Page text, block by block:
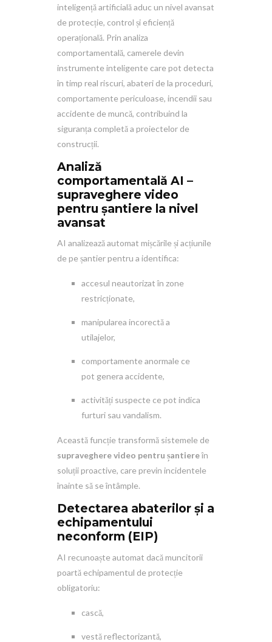
inteligență artificială aduc un nivel avansat
de protecție, control și eficiență
operațională. Prin analiza
comportamentală, camerele devin
instrumente inteligente care pot detecta
în timp real riscuri, abateri de la proceduri,
comportamente periculoase, incendii sau
accidente de muncă, contribuind la
siguranța completă a proiectelor de
construcții.
Analiză
comportamentală AI –
supraveghere video
pentru șantiere la nivel
avansat
AI analizează automat mișcările și acțiunile
de pe șantier pentru a identifica:
accesul neautorizat în zone
restricționate,
manipularea incorectă a
utilajelor,
comportamente anormale ce
pot genera accidente,
activități suspecte ce pot indica
furturi sau vandalism.
Această funcție transformă sistemele de
supraveghere video pentru șantiereîn
soluții proactive, care previn incidentele
înainte să se întâmple.
Detectarea abaterilor și a
echipamentului
neconform (EIP)
AI recunoaște automat dacă muncitorii
poartă echipamentul de protecție
obligatoriu:
cască,
vestă reflectorizantă,